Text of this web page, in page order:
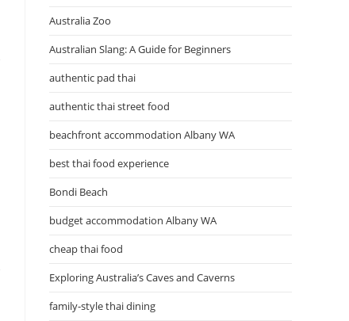
Australia Zoo
Australian Slang: A Guide for Beginners
authentic pad thai
authentic thai street food
beachfront accommodation Albany WA
best thai food experience
Bondi Beach
budget accommodation Albany WA
cheap thai food
Exploring Australia’s Caves and Caverns
family-style thai dining